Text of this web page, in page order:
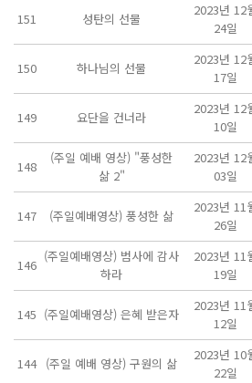
151 성탄의 선물
2023년 12
24일
150 하나님의 선물
2023년 12
17일
149 요단을 건너라
2023년 12
10일
148
(주일 예배 영상) "풍성한
삶 2"
2023년 12
03일
147 (주일예배영상) 풍성한 삶
2023년 11
26일
146
(주일예배영상) 범사에 감사
하라
2023년 11
19일
145 (주일예배영상) 은혜 받은자
2023년 11
12일
144 (주일 예배 영상) 구원의 삶
2023년 10
22일